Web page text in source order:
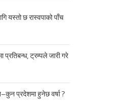
यस्तो छ रास्वपाको पाँच
ट्रम्पले जारी गरे
प्रदेशमा हुनेछ वर्षा ?